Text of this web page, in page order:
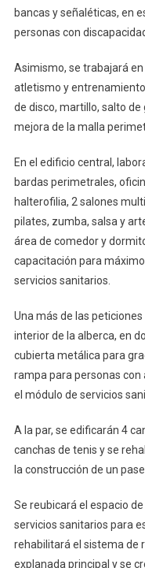
bancas y señaléticas, en
personas con
Asimismo, se trabajará
atletismo y
de disco, martillo, salto
mejora de la malla
En el edificio central,
bardas perimetrales,
halterofilia, 2 salones
pilates, zumba, salsa y
área de comedor y
capacitación para
servicios sanitarios.
Una más de las
interior de la alberca, en
cubierta metálica para
rampa para personas con
el módulo de servicios
A la par, se edificarán 4
canchas de tenis y se
la construcción de un
Se reubicará el espacio
servicios sanitarios para
rehabilitará el sistema de
explanada principal y se